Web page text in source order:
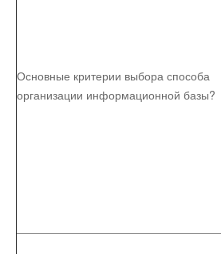
Основные критерии выбора способа
организации информационной базы?